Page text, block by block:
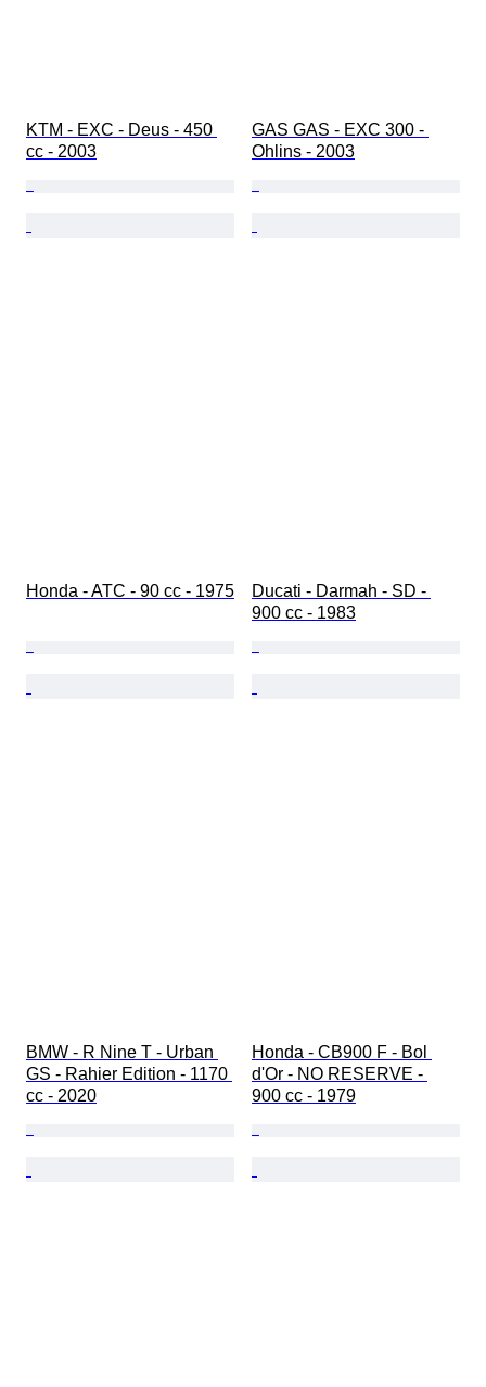
KTM - EXC - Deus - 450
cc - 2003
GAS GAS - EXC 300 -
Ohlins - 2003
Honda - ATC - 90 cc - 1975
Ducati - Darmah - SD -
900 cc - 1983
BMW - R Nine T - Urban
GS - Rahier Edition - 1170
cc - 2020
Honda - CB900 F - Bol
d'Or - NO RESERVE -
900 cc - 1979